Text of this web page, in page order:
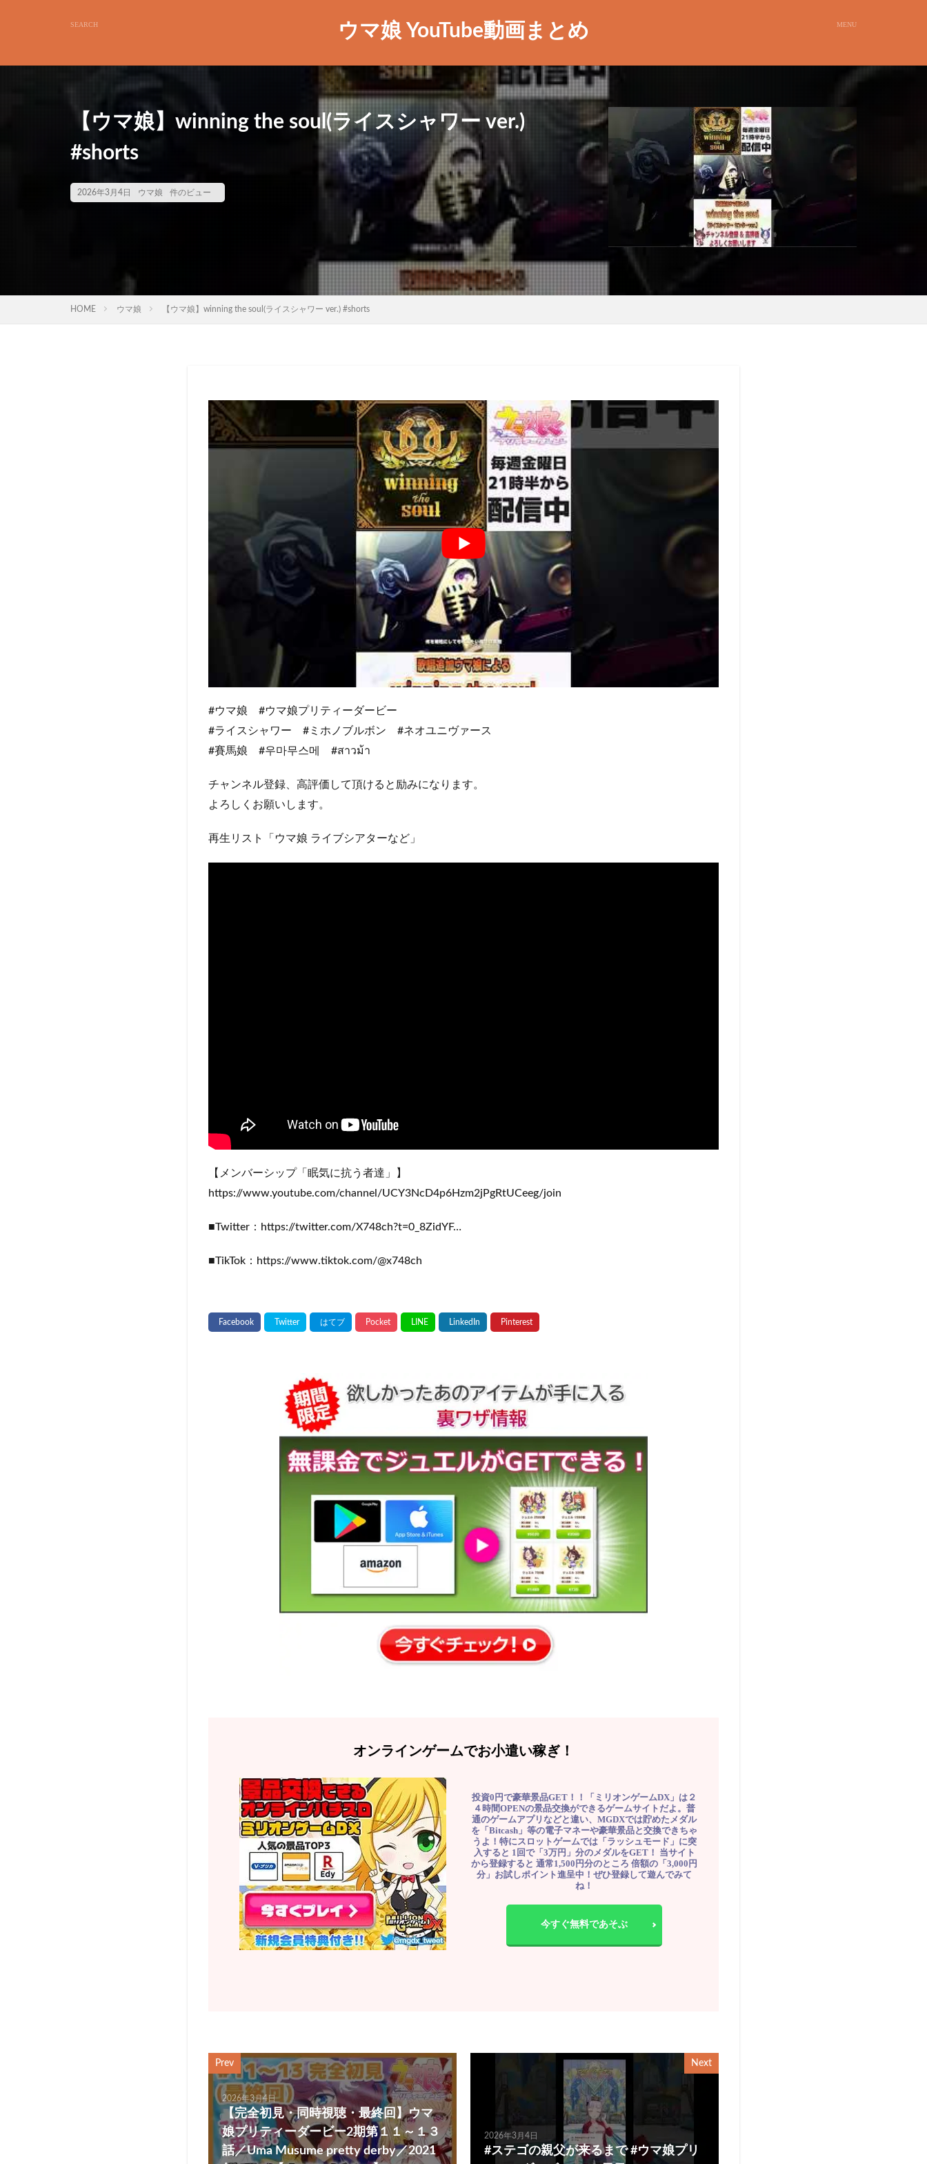
ウマ娘 YouTube動画まとめ
【ウマ娘】winning the soul(ライスシャワー ver.)
#shorts
2026年3月4日 ウマ娘 件のビュー
HOME ウマ娘 【ウマ娘】winning the soul(ライスシャワー ver.) #shorts
#ウマ娘 #ウマ娘プリティーダービー
#ライスシャワー #ミホノブルボン #ネオユニヴァース
#賽馬娘 #우마무스메 #สาวม้า
チャンネル登録、高評価して頂けると励みになります。
よろしくお願いします。
再生リスト「ウマ娘 ライブシアターなど」
【メンバーシップ「眠気に抗う者達」】
https://www.youtube.com/channel/UCY3NcD4p6Hzm2jPgRtUCeeg/join
■Twitter：https://twitter.com/X748ch?t=0_8ZidYF…
■TikTok：https://www.tiktok.com/@x748ch
オンラインゲームでお小遣い稼ぎ！
投資0円で豪華景品GET！！「ミリオンゲームDX」は２
４時間OPENの景品交換ができるゲームサイトだよ。普
通のゲームアプリなどと違い、MGDXでは貯めたメダル
を「Bitcash」等の電子マネーや豪華景品と交換できちゃ
うよ！特にスロットゲームでは「ラッシュモード」に突
入すると 1回で「3万円」分のメダルをGET！ 当サイト
から登録すると 通常1,500円分のところ 倍額の「3,000円
分」お試しポイント進呈中！ぜひ登録して遊んでみて
ね！
今すぐ無料であそぶ
Prev
2026年3月4日
【完全初見・同時視聴・最終回】ウマ
娘プリティーダービー2期第１１～１３
話／Uma Musume pretty derby／2021
Next
2026年3月4日
#ステゴの親父が来るまで #ウマ娘プリ